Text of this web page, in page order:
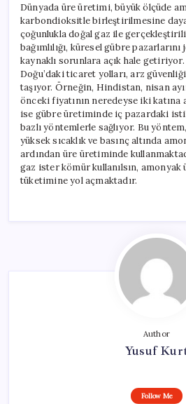
Dünyada üre üretimi, büyük ölçüde
karbondioksitle birleştirilmesine
çoğunlukla doğal gaz ile
bağımlılığı, küresel gübre
kaynaklı sorunlara açık hale
Doğu’daki ticaret yolları, arz
taşıyor. Örneğin, Hindistan, nisan
önceki fiyatının neredeyse iki katına
ise gübre üretiminde iç pazardaki
bazlı yöntemlerle sağlıyor. Bu
yüksek sıcaklık ve basınç altında
ardından üre üretiminde
gaz ister kömür kullanılsın,
tüketimine yol açmaktadır.
Author
Yusuf
Follow Me